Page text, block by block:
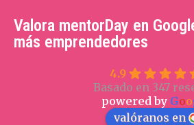
Valora mentorDay en
más emprendedores
4.9
Basado en 347
powered by Goo
valóranos en